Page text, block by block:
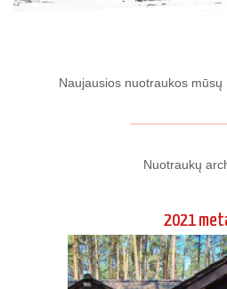
Naujausios nuotraukos
Nuotraukų
2021